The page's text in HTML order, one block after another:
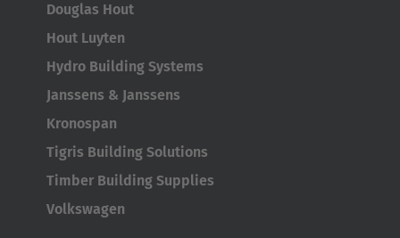
Douglas Hout
Hout Luyten
Hydro Building Systems
Janssens & Janssens
Kronospan
Tigris Building Solutions
Timber Building Supplies
Volkswagen